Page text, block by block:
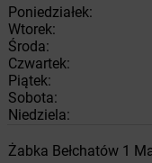
Poniedziałek:
Wtorek:
Środa:
Czwartek:
Piątek:
Sobota:
Niedziela:
Żabka Bełchatów 1